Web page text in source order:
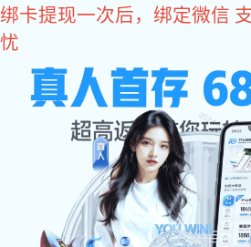
耀世娱乐
门窗把手系
平开门把手
发布日期：2020-11-10 16:52